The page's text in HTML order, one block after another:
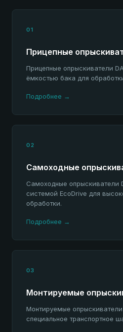
01
Прицепные
Прицепные опрыскиватели
ёмкостью бака для
Подробнее →
02
Самоходные
Самоходные опрыскиватели
системой EcoDrive для
обработки.
Подробнее →
03
Монтируемые
Монтируемые опрыскиватели
специальное транспортное